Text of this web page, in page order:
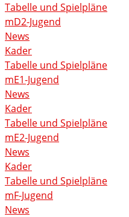
Tabelle und Spielpläne
mD2-Jugend
News
Kader
Tabelle und Spielpläne
mE1-Jugend
News
Kader
Tabelle und Spielpläne
mE2-Jugend
News
Kader
Tabelle und Spielpläne
mF-Jugend
News